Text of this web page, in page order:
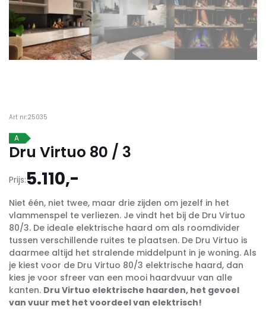
Art nr:25035
A
Dru Virtuo 80 / 3
Prijs:5.110,-
Niet één, niet twee, maar drie zijden om jezelf in het
vlammenspel te verliezen. Je vindt het bij de Dru Virtuo
80/3. De ideale elektrische haard om als roomdivider
tussen verschillende ruites te plaatsen. De Dru Virtuo is
daarmee altijd het stralende middelpunt in je woning. Als
je kiest voor de Dru Virtuo 80/3 elektrische haard, dan
kies je voor sfreer van een mooi haardvuur van alle
kanten. Dru Virtuo elektrische haarden, het gevoel
van vuur met het voordeel van elektrisch!